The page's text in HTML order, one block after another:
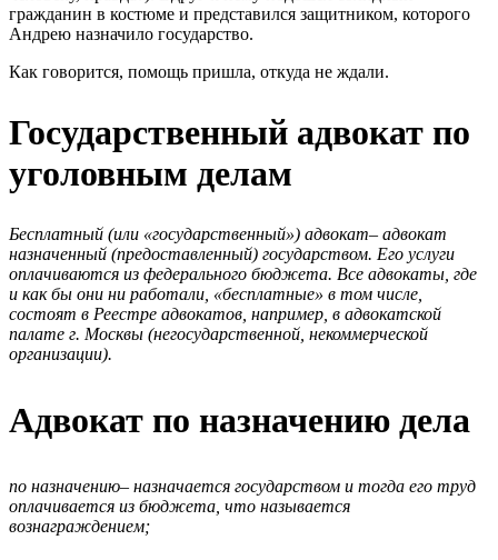
гражданин в костюме и представился защитником, которого
Андрею назначило государство.
Как говорится, помощь пришла, откуда не ждали.
Государственный адвокат по
уголовным делам
Бесплатный (или «государственный») адвокат– адвокат
назначенный (предоставленный) государством. Его услуги
оплачиваются из федерального бюджета. Все адвокаты, где
и как бы они ни работали, «бесплатные» в том числе,
состоят в Реестре адвокатов, например, в адвокатской
палате г. Москвы (негосударственной, некоммерческой
организации).
Адвокат по назначению дела
по назначению– назначается государством и тогда его труд
оплачивается из бюджета, что называется
вознаграждением;